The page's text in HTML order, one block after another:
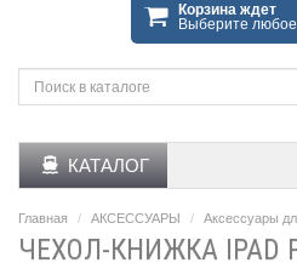
Корзина ждет
Выберите
КАТАЛОГ
Главная АКСЕССУАРЫ Аксессуары
ЧЕХОЛ-КНИЖКА IPAD